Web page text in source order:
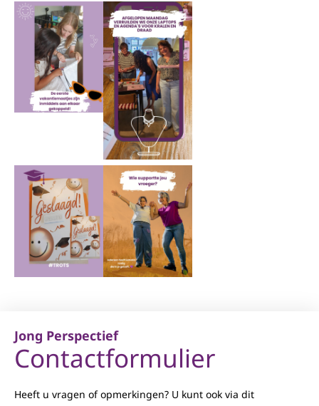
Jong Perspectief
Contactformulier
Heeft u vragen of opmerkingen? U kunt ook via dit